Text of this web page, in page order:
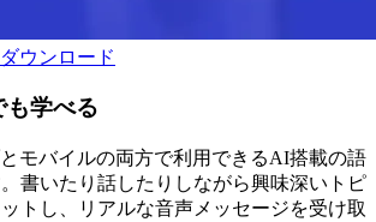
ウンロード
も学べる
モバイルの両方で利用できるAI搭載の語
書いたり話したりしながら興味深いトピ
トし、リアルな音声メッセージを受け取